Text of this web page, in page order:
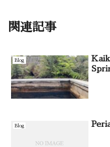
関連記事
Blog
Blog